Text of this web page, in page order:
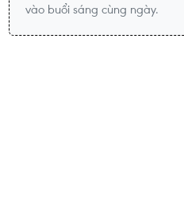
vào buổi sáng cùng ngày.